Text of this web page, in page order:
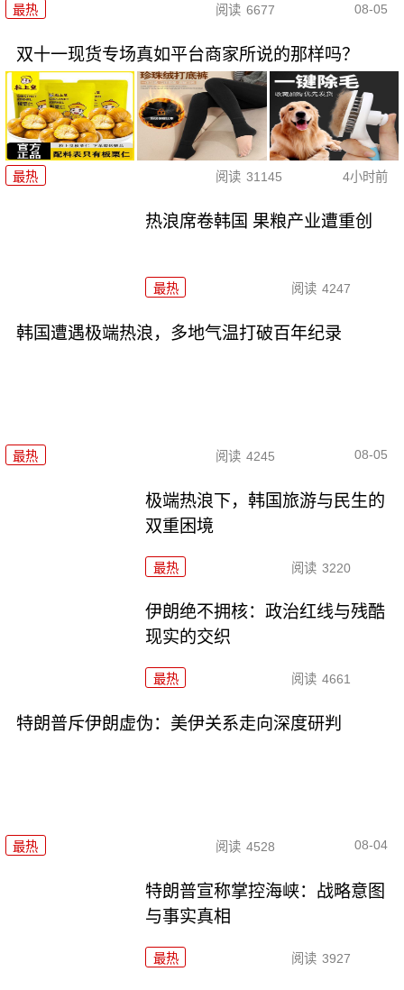
最热 阅读 6677 08-05
双十一现货专场真如平台商家所说的那样吗？
最热 阅读 31145 4小时前
热浪席卷韩国 果粮产业遭重创
最热 阅读 4247
韩国遭遇极端热浪，多地气温打破百年纪录
最热 阅读 4245 08-05
极端热浪下，韩国旅游与民生的
双重困境
最热 阅读 3220
伊朗绝不拥核：政治红线与残酷
现实的交织
最热 阅读 4661
特朗普斥伊朗虚伪：美伊关系走向深度研判
最热 阅读 4528 08-04
特朗普宣称掌控海峡：战略意图
与事实真相
最热 阅读 3927